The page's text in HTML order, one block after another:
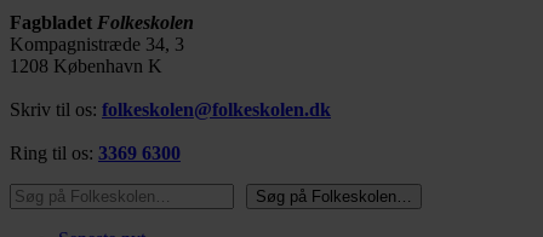
Fagbladet Folkeskolen
Kompagnistræde 34, 3
1208 København K
Skriv til os: folkeskolen@folkeskolen.dk
Ring til os: 3369 6300
Søg på Folkeskolen…
Søg på Folkeskolen…